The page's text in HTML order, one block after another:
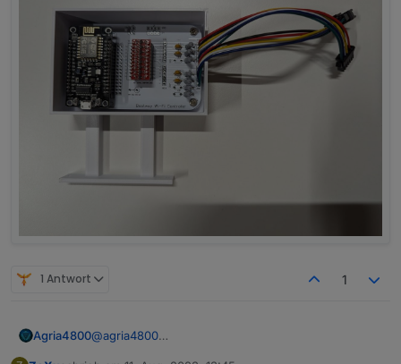
1 Antwort 1
Agria4800@agria4800